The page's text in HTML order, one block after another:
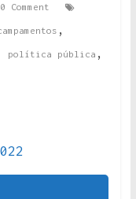
0 Comment
,
política pública ,